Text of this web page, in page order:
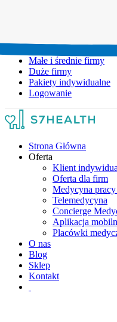
Małe i średnie firmy
Duże firmy
Pakiety indywidualne
Logowanie
Strona Główna
Oferta
Klient
Oferta dla firm
Medycyna
Telemedycyna
Concierge
Aplikacja
Placówki
O nas
Blog
Sklep
Kontakt